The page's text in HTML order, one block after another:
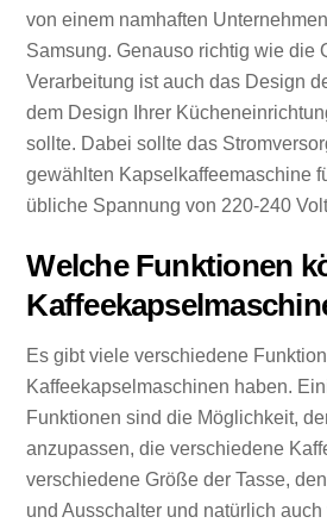
von einem namhaften
Samsung. Genauso richtig wie die
Verarbeitung ist auch das Design
dem Design Ihrer
sollte. Dabei sollte das
gewählten Kapselkaffeemaschine
übliche Spannung von 220-240
Welche Funktionen
Es gibt viele verschiedene
Kaffeekapselmaschinen haben.
Funktionen sind die Möglichkeit,
anzupassen, die verschiedene
verschiedene Größe der Tasse,
und Ausschalter und natürlich